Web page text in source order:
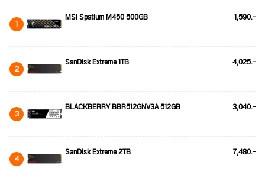
1 MSI Spatium M450 500GB 1,590.-
2 SanDisk Extreme 1TB 4,025.-
3 BLACKBERRY BBR512GNV3A 512GB 3,040.-
4 SanDisk Extreme 2TB 7,480.-